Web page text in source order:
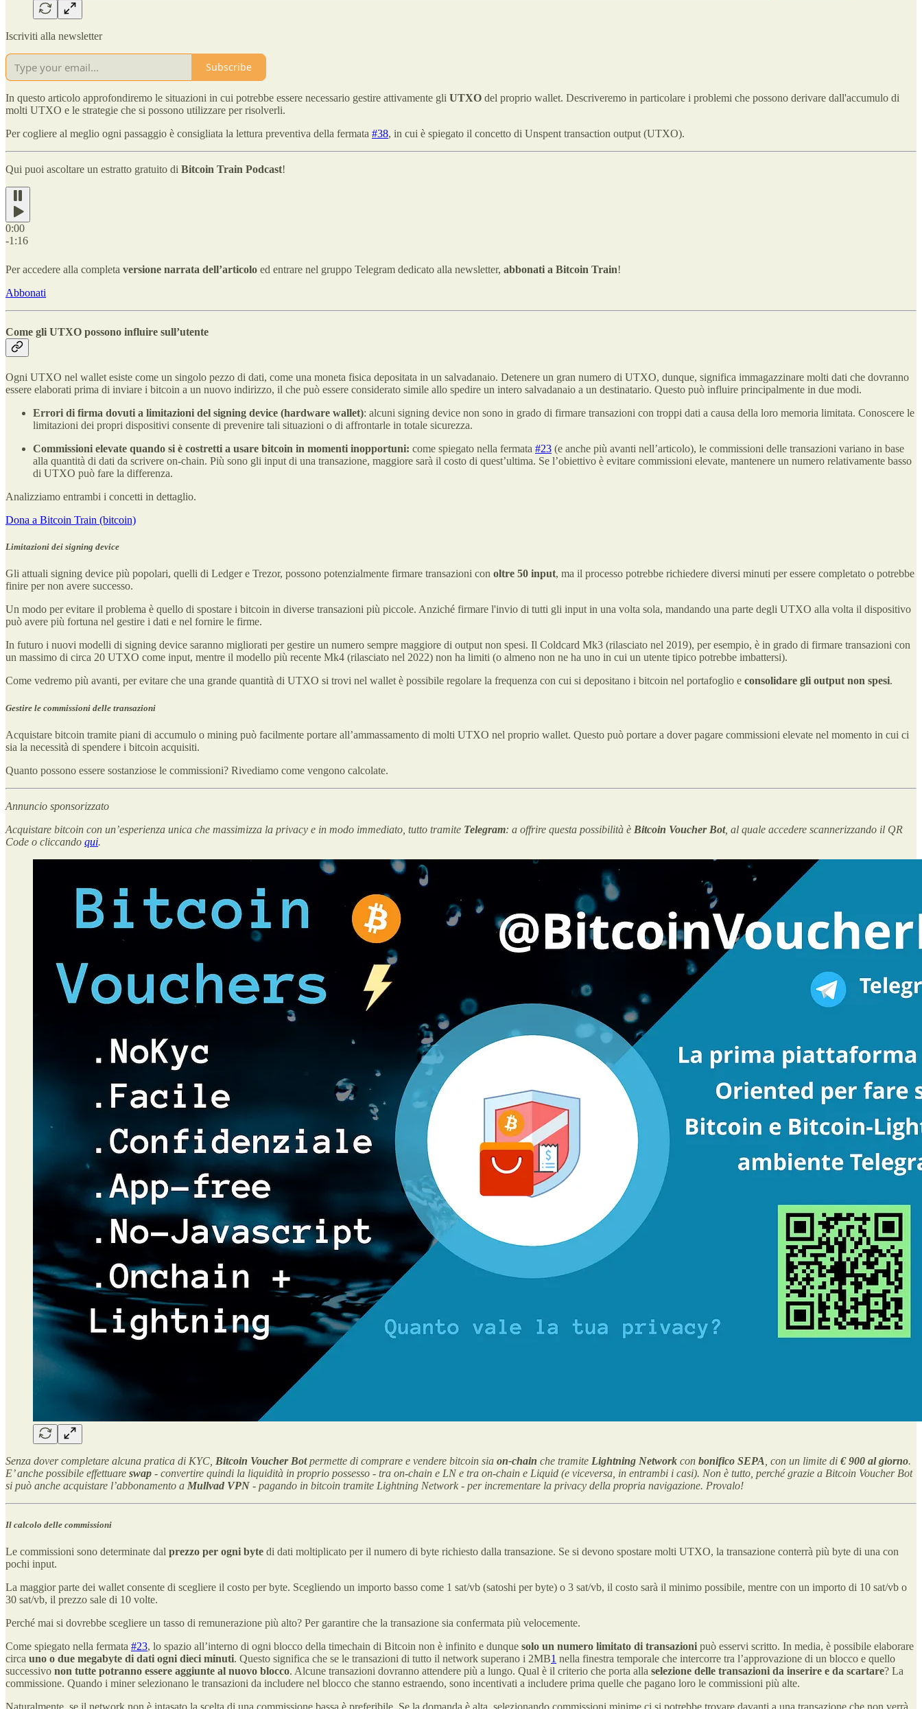
Iscriviti alla newsletter
Subscribe
In questo articolo approfondiremo le situazioni in cui potrebbe essere necessario gestire attivamente gli UTXO del proprio wallet. Descriveremo in particolare i problemi che possono derivare dall'accumulo di
molti UTXO e le strategie che si possono utilizzare per risolverli.
Per cogliere al meglio ogni passaggio è consigliata la lettura preventiva della fermata #38, in cui è spiegato il concetto di Unspent transaction output (UTXO).
Qui puoi ascoltare un estratto gratuito di Bitcoin Train Podcast!
0:00
-1:16
Per accedere alla completa versione narrata dell’articolo ed entrare nel gruppo Telegram dedicato alla newsletter, abbonati a Bitcoin Train!
Abbonati
Come gli UTXO possono influire sull’utente
Ogni UTXO nel wallet esiste come un singolo pezzo di dati, come una moneta fisica depositata in un salvadanaio. Detenere un gran numero di UTXO, dunque, significa immagazzinare molti dati che dovranno
essere elaborati prima di inviare i bitcoin a un nuovo indirizzo, il che può essere considerato simile allo spedire un intero salvadanaio a un destinatario. Questo può influire principalmente in due modi.
Errori di firma dovuti a limitazioni del signing device (hardware wallet): alcuni signing device non sono in grado di firmare transazioni con troppi dati a causa della loro memoria limitata. Conoscere le
limitazioni dei propri dispositivi consente di prevenire tali situazioni o di affrontarle in totale sicurezza.
Commissioni elevate quando si è costretti a usare bitcoin in momenti inopportuni: come spiegato nella fermata #23 (e anche più avanti nell’articolo), le commissioni delle transazioni variano in base
alla quantità di dati da scrivere on-chain. Più sono gli input di una transazione, maggiore sarà il costo di quest’ultima. Se l’obiettivo è evitare commissioni elevate, mantenere un numero relativamente basso
di UTXO può fare la differenza.
Analizziamo entrambi i concetti in dettaglio.
Dona a Bitcoin Train (bitcoin)
Limitazioni dei signing device
Gli attuali signing device più popolari, quelli di Ledger e Trezor, possono potenzialmente firmare transazioni con oltre 50 input, ma il processo potrebbe richiedere diversi minuti per essere completato o potrebbe
finire per non avere successo.
Un modo per evitare il problema è quello di spostare i bitcoin in diverse transazioni più piccole. Anziché firmare l'invio di tutti gli input in una volta sola, mandando una parte degli UTXO alla volta il dispositivo
può avere più fortuna nel gestire i dati e nel fornire le firme.
In futuro i nuovi modelli di signing device saranno migliorati per gestire un numero sempre maggiore di output non spesi. Il Coldcard Mk3 (rilasciato nel 2019), per esempio, è in grado di firmare transazioni con
un massimo di circa 20 UTXO come input, mentre il modello più recente Mk4 (rilasciato nel 2022) non ha limiti (o almeno non ne ha uno in cui un utente tipico potrebbe imbattersi).
Come vedremo più avanti, per evitare che una grande quantità di UTXO si trovi nel wallet è possibile regolare la frequenza con cui si depositano i bitcoin nel portafoglio e consolidare gli output non spesi.
Gestire le commissioni delle transazioni
Acquistare bitcoin tramite piani di accumulo o mining può facilmente portare all’ammassamento di molti UTXO nel proprio wallet. Questo può portare a dover pagare commissioni elevate nel momento in cui ci
sia la necessità di spendere i bitcoin acquisiti.
Quanto possono essere sostanziose le commissioni? Rivediamo come vengono calcolate.
Annuncio sponsorizzato
Acquistare bitcoin con un’esperienza unica che massimizza la privacy e in modo immediato, tutto tramite Telegram: a offrire questa possibilità è Bitcoin Voucher Bot, al quale accedere scannerizzando il QR
Code o cliccando qui.
Senza dover completare alcuna pratica di KYC, Bitcoin Voucher Botpermette di comprare e vendere bitcoin sia on-chain che tramite Lightning Network con bonifico SEPA , con un limite di € 900 al giorno.
E’ anche possibile effettuare swap - convertire quindi la liquidità in proprio possesso - tra on-chain e LN e tra on-chain e Liquid (e viceversa, in entrambi i casi). Non è tutto, perché grazie a Bitcoin Voucher Bot
si può anche acquistare l’abbonamento a Mullvad VPN - pagando in bitcoin tramite Lightning Network - per incrementare la privacy della propria navigazione. Provalo!
Il calcolo delle commissioni
Le commissioni sono determinate dal prezzo per ogni byte di dati moltiplicato per il numero di byte richiesto dalla transazione. Se si devono spostare molti UTXO, la transazione conterrà più byte di una con
pochi input.
La maggior parte dei wallet consente di scegliere il costo per byte. Scegliendo un importo basso come 1 sat/vb (satoshi per byte) o 3 sat/vb, il costo sarà il minimo possibile, mentre con un importo di 10 sat/vb o
30 sat/vb, il prezzo sale di 10 volte.
Perché mai si dovrebbe scegliere un tasso di remunerazione più alto? Per garantire che la transazione sia confermata più velocemente.
Come spiegato nella fermata #23, lo spazio all’interno di ogni blocco della timechain di Bitcoin non è infinito e dunque solo un numero limitato di transazioni può esservi scritto. In media, è possibile elaborare
circa uno o due megabyte di dati ogni dieci minuti. Questo significa che se le transazioni di tutto il network superano i 2MB1 nella finestra temporale che intercorre tra l’approvazione di un blocco e quello
successivo non tutte potranno essere aggiunte al nuovo blocco. Alcune transazioni dovranno attendere più a lungo. Qual è il criterio che porta alla selezione delle transazioni da inserire e da scartare? La
commissione. Quando i miner selezionano le transazioni da includere nel blocco che stanno estraendo, sono incentivati a includere prima quelle che pagano loro le commissioni più alte.
Naturalmente, se il network non è intasato la scelta di una commissione bassa è preferibile. Se la domanda è alta, selezionando commissioni minime ci si potrebbe trovare davanti a una transazione che non verrà